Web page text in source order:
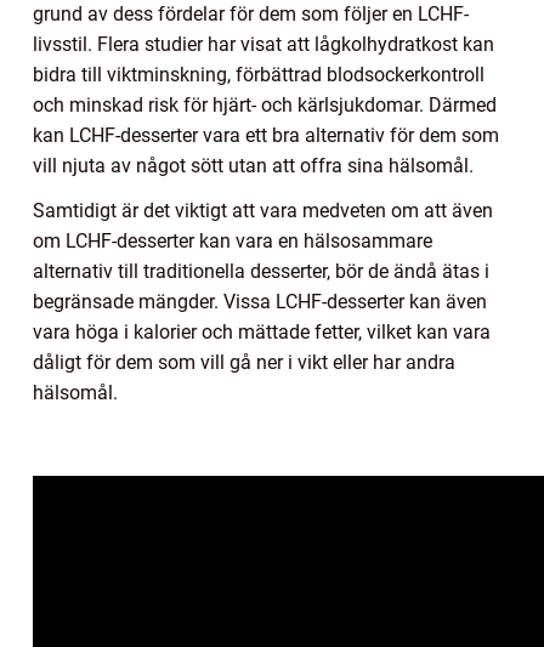
grund av dess fördelar för dem som följer en LCHF-
livsstil. Flera studier har visat att lågkolhydratkost kan
bidra till viktminskning, förbättrad blodsockerkontroll
och minskad risk för hjärt- och kärlsjukdomar. Därmed
kan LCHF-desserter vara ett bra alternativ för dem som
vill njuta av något sött utan att offra sina hälsomål.
Samtidigt är det viktigt att vara medveten om att även
om LCHF-desserter kan vara en hälsosammare
alternativ till traditionella desserter, bör de ändå ätas i
begränsade mängder. Vissa LCHF-desserter kan även
vara höga i kalorier och mättade fetter, vilket kan vara
dåligt för dem som vill gå ner i vikt eller har andra
hälsomål.